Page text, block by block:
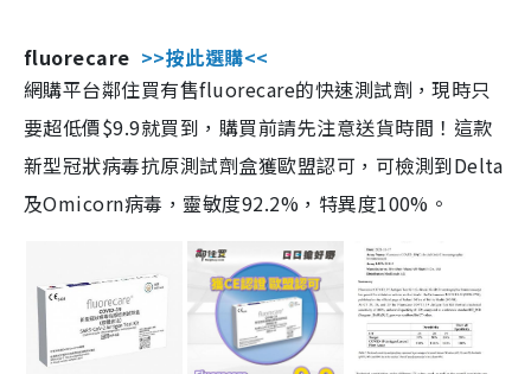
fluorecare >>按此選購<<
網購平台鄰住買有售fluorecare的快速測試劑，現時只
要超低價$9.9就買到，購買前請先注意送貨時間！這款
新型冠狀病毒抗原測試劑盒獲歐盟認可，可檢測到Delta
及Omicorn病毒，靈敏度92.2%，特異度100%。